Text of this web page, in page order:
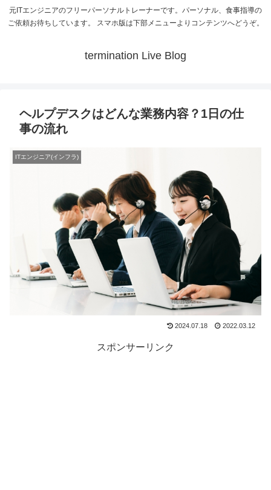
元ITエンジニアのフリーパーソナルトレーナーです。パーソナル、食事指導の
ご依頼お待ちしています。 スマホ版は下部メニューよりコンテンツへどうぞ。
termination Live Blog
ヘルプデスクはどんな業務内容？1日の仕
事の流れ
ITエンジニア(インフラ)
2024.07.18 2022.03.12
スポンサーリンク